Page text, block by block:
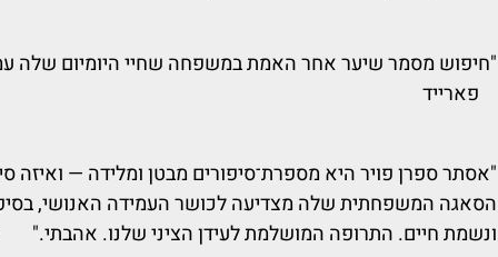
"חיפוש מסמר שיער אחר האמת במשפחה שחיי היומיום שלה
פארייד
"אסתר ספרן פויר היא מספרת־סיפורים מבטן ומלידה — ואיזה
הסאגה המשפחתית שלה מצדיעה לכושר העמידה האנושי,
ונשמת חיים. התרופה המושלמת לעידן הציני שלנו. אהבתי."